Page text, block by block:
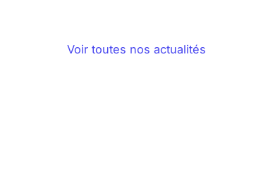
Voir toutes nos actualités